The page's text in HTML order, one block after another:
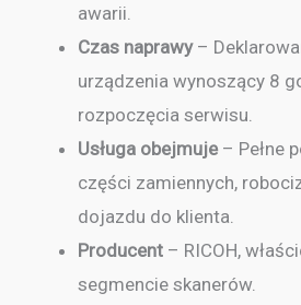
awarii.
Czas naprawy–
urządzenia wynoszący 8
rozpoczęcia serwisu.
Usługa obejmuje– Pełne
części zamiennych,
dojazdu do klienta.
Producent – RICOH,
segmencie skanerów.